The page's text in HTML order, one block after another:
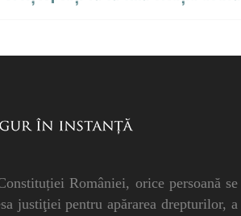
României, orice persoană se
justiţiei pentru apărarea drepturilor, a